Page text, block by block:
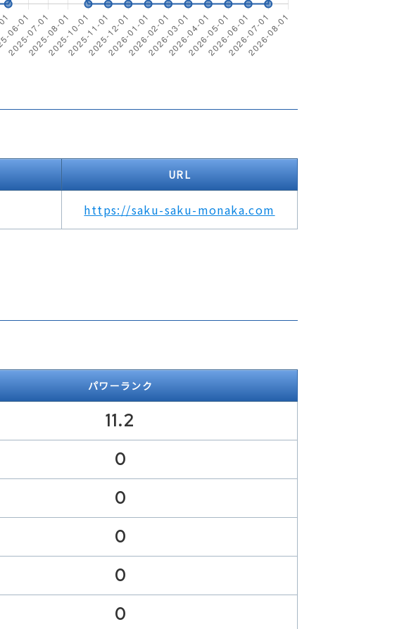
URL
https://saku-saku-monaka.com
パワーランク
11.2
0
0
0
0
0